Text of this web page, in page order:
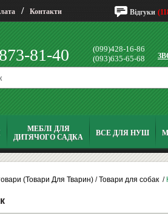
/ Контакти Відгуки
81-40
(099)428-16-86
(093)635-65-68
МЕБЛІ ДЛЯ
ДИТЯЧОГО САДКА
ВСЕ ДЛЯ НУШ
(Товари Для Тварин) /Товари для собак /